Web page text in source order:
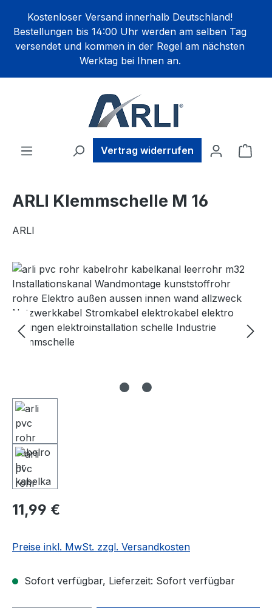
springen
Kostenloser Versand innerhalb Deutschland!
Bestellungen bis 14:00 Uhr werden am selben Tag
versendet und kommen in der Regel am nächsten
Werktag bei Ihnen an.
Vertrag widerrufen
ARLI Klemmschelle M 16
ARLI
Bildergalerie überspringen
11,99 €
Preise inkl. MwSt. zzgl. Versandkosten
Sofort verfügbar, Lieferzeit: Sofort verfügbar